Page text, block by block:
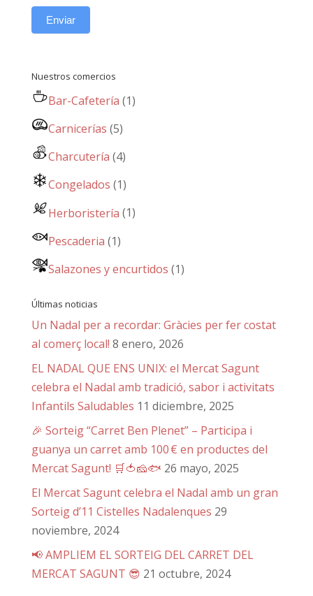
Enviar
Nuestros comercios
Bar-Cafetería (1)
Carnicerías (5)
Charcutería (4)
Congelados (1)
Herboristería (1)
Pescaderia (1)
Salazones y encurtidos (1)
Últimas noticias
Un Nadal per a recordar: Gràcies per fer costat
al comerç local! 8 enero, 2026
EL NADAL QUE ENS UNIX: el Mercat Sagunt
celebra el Nadal amb tradició, sabor i activitats
Infantils Saludables 11 diciembre, 2025
🎉 Sorteig “Carret Ben Plenet” – Participa i
guanya un carret amb 100 € en productes del
Mercat Sagunt! 🛒🍅🧀🐟 26 mayo, 2025
El Mercat Sagunt celebra el Nadal amb un gran
Sorteig d’11 Cistelles Nadalenques 29
noviembre, 2024
📢 AMPLIEM EL SORTEIG DEL CARRET DEL
MERCAT SAGUNT 😎 21 octubre, 2024